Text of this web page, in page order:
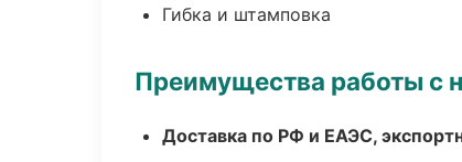
Гибка и штамповка
Преимущества работы с
Доставка по РФ и ЕАЭС,